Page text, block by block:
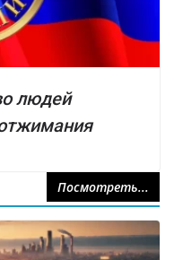
людей
Посмотреть...